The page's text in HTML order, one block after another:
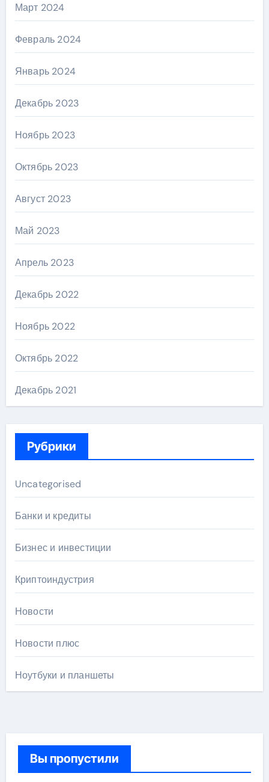
Март 2024
Февраль 2024
Январь 2024
Декабрь 2023
Ноябрь 2023
Октябрь 2023
Август 2023
Май 2023
Апрель 2023
Декабрь 2022
Ноябрь 2022
Октябрь 2022
Декабрь 2021
Рубрики
Uncategorised
Банки и кредиты
Бизнес и инвестиции
Криптоиндустрия
Новости
Новости плюс
Ноутбуки и планшеты
Вы пропустили